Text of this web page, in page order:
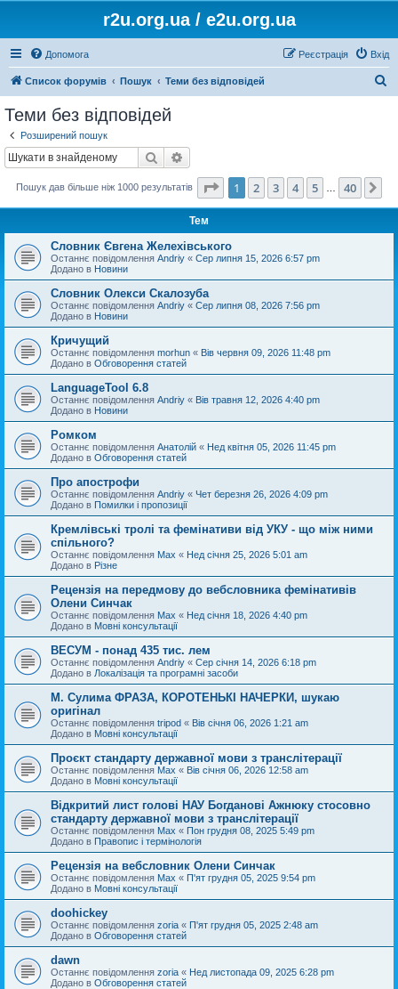
r2u.org.ua / e2u.org.ua
Допомога Вхід
Реєстрація
Список форумів Пошук Теми без відповідей
Теми без відповідей
Розширений пошук
Пошук
Пошук дав більше ніж 1000 результатів Сторінка 1 40
1 2 3 4 5 40
Тем
Словник Євгена Желехівського
Останнє повідомлення Andriy « Сер липня 15, 2026 6:57 pm
Додано в Новини
Словник Олекси Скалозуба
Останнє повідомлення Andriy « Сер липня 08, 2026 7:56 pm
Додано в Новини
Кричущий
Останнє повідомлення morhun « Вів червня 09, 2026 11:48 pm
Додано в Обговорення статей
LanguageTool 6.8
Останнє повідомлення Andriy « Вів травня 12, 2026 4:40 pm
Додано в Новини
Ромком
Останнє повідомлення Анатолій « Нед квітня 05, 2026 11:45 pm
Додано в Обговорення статей
Про апострофи
Останнє повідомлення Andriy « Чет березня 26, 2026 4:09 pm
Додано в Помилки і пропозиції
Кремлівські тролі та фемінативи від УКУ - що між ними
спільного?
Останнє повідомлення Max « Нед січня 25, 2026 5:01 am
Додано в Різне
Рецензія на передмову до вебсловника фемінативів
Олени Синчак
Останнє повідомлення Max « Нед січня 18, 2026 4:40 pm
Додано в Мовні консультації
ВЕСУМ - понад 435 тис. лем
Останнє повідомлення Andriy « Сер січня 14, 2026 6:18 pm
Додано в Локалізація та програмні засоби
М. Сулима ФРАЗА, КОРОТЕНЬКІ НАЧЕРКИ, шукаю
оригінал
Останнє повідомлення tripod « Вів січня 06, 2026 1:21 am
Додано в Мовні консультації
Проєкт стандарту державної мови з транслітерації
Останнє повідомлення Max « Вів січня 06, 2026 12:58 am
Додано в Мовні консультації
Відкритий лист голові НАУ Богданові Ажнюку стосовно
стандарту державної мови з транслітерації
Останнє повідомлення Max « Пон грудня 08, 2025 5:49 pm
Додано в Правопис і термінологія
Рецензія на вебсловник Олени Синчак
Останнє повідомлення Max « П'ят грудня 05, 2025 9:54 pm
Додано в Мовні консультації
doohickey
Останнє повідомлення zoria « П'ят грудня 05, 2025 2:48 am
Додано в Обговорення статей
dawn
Останнє повідомлення zoria « Нед листопада 09, 2025 6:28 pm
Додано в Обговорення статей